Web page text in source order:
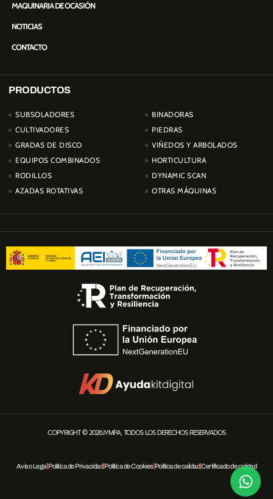
MAQUINARIA DE OCASIÓN
NOTICIAS
CONTACTO
PRODUCTOS
SUBSOLADORES
CULTIVADORES
GRADAS DE DISCO
EQUIPOS COMBINADOS
RODILLOS
AZADAS ROTATIVAS
BINADORAS
PIEDRAS
VIÑEDOS Y ARBOLADOS
HORTICULTURA
DYNAMIC SCAN
OTRAS MÁQUINAS
COPYRIGHT © 2026JYMPA, TODOS LOS DERECHOS RESERVADOS
Aviso Legal Política de Privacidad Política de Cookies Política de calidadCertificado de calidad